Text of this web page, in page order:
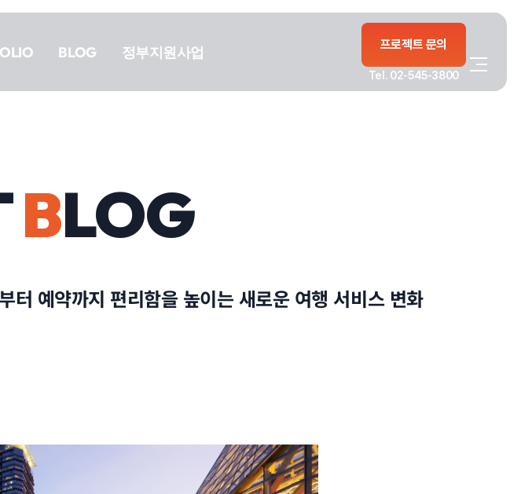
BLOG 정부지원사업 프로젝트 문의
Tel. 02-545-3800
BLOG
예약까지 편리함을 높이는 새로운 여행 서비스 변화